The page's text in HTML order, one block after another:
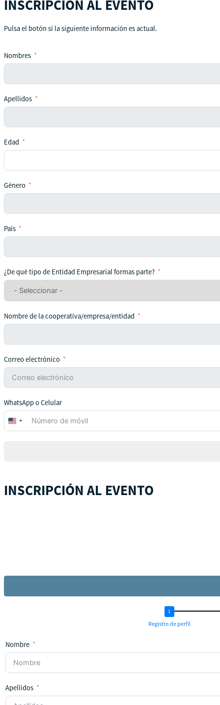
INSCRIPCIÓN AL EVENTO
Pulsa el botón si la siguiente información es actual.
Nombres
Apellidos
Edad
Género
País
¿De qué tipo de Entidad Empresarial formas parte?
Nombre de la cooperativa/empresa/entidad
Correo electrónico
WhatsApp o Celular
United
States
INSCRIPCIÓN AL EVENTO
Registro de perfil
Nombre
Apellidos